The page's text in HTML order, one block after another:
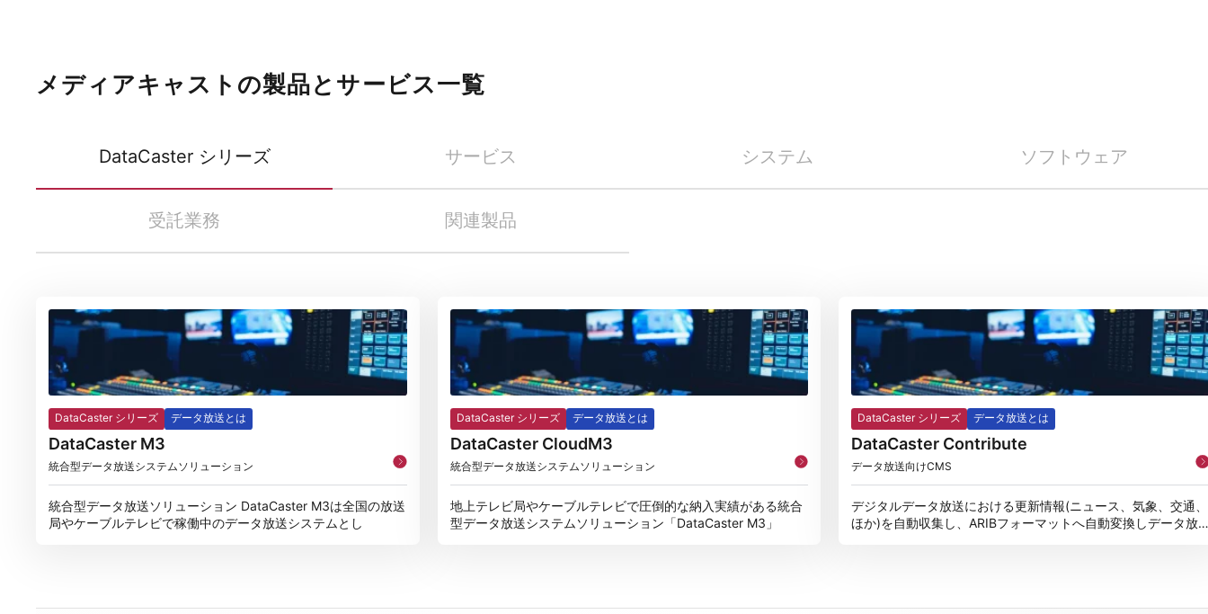
メディアキャストの製品とサービス一覧
DataCaster シリーズ サービス システム ソフトウェア
受託業務 関連製品
DataCaster シリーズ データ放送とは
DataCaster M3
統合型データ放送システムソリューション
統合型データ放送ソリューション DataCaster M3は全国の放送
局やケーブルテレビで稼働中のデータ放送システムとし
DataCaster シリーズ データ放送とは
DataCaster CloudM3
統合型データ放送システムソリューション
地上テレビ局やケーブルテレビで圧倒的な納入実績がある統合
型データ放送システムソリューション「DataCaster M3」
DataCaster シリーズ データ放送とは
DataCaster Contribute
データ放送向けCMS
デジタルデータ放送における更新情報(ニュース、気象、交通、
ほか)を自動収集し、ARIBフォーマットへ自動変換しデータ放